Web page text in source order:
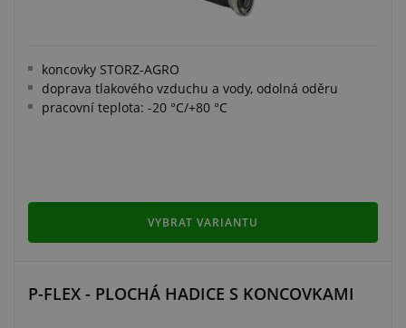
koncovky STORZ-AGRO
doprava tlakového vzduchu a vody, odolná oděru
pracovní teplota: -20 °C/+80 °C
VYBRAT VARIANTU
P-FLEX - PLOCHÁ HADICE S KONCOVKAMI